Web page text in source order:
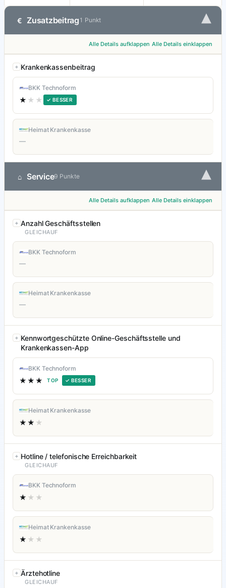
€ Zusatzbeitrag 1 Punkt ▾
Alle Details aufklappen Alle Details einklappen
Krankenkassenbeitrag
BKK Technoform
★ ★★ ✓ BESSER
Heimat Krankenkasse
—
⌂ Service9 Punkte ▾
Alle Details aufklappen Alle Details einklappen
Anzahl Geschäftsstellen
GLEICHAUF
BKK Technoform
—
Heimat Krankenkasse
—
Kennwortgeschützte Online-Geschäftsstelle und
Krankenkassen-App
BKK Technoform
★★★ TOP ✓ BESSER
Heimat Krankenkasse
★★ ★
Hotline / telefonische Erreichbarkeit
GLEICHAUF
BKK Technoform
★ ★★
Heimat Krankenkasse
★ ★★
Ärztehotline
GLEICHAUF